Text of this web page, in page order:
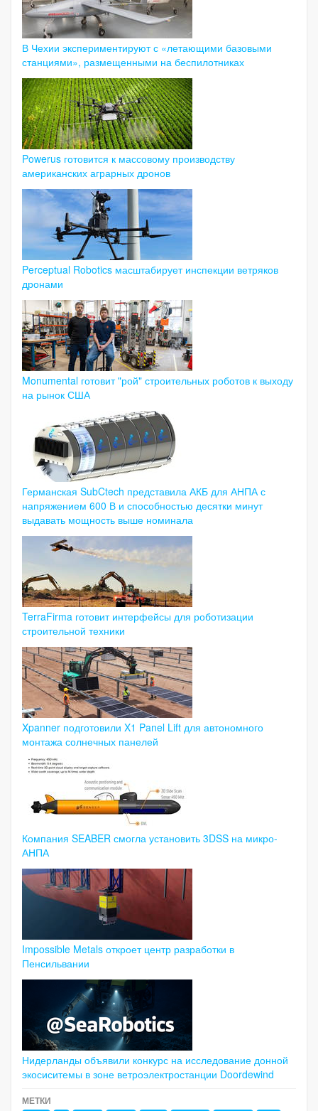
В Чехии экспериментируют с «летающими базовыми
станциями», размещенными на беспилотниках
Powerus готовится к массовому производству
американских аграрных дронов
Perceptual Robotics масштабирует инспекции ветряков
дронами
Monumental готовит "рой" строительных роботов к выходу
на рынок США
Германская SubCtech представила АКБ для АНПА с
напряжением 600 В и способностью десятки минут
выдавать мощность выше номинала
TerraFirma готовит интерфейсы для роботизации
строительной техники
Xpanner подготовили X1 Panel Lift для автономного
монтажа солнечных панелей
Компания SEABER смогла установить 3DSS на микро-
АНПА
Impossible Metals откроет центр разработки в
Пенсильвании
Нидерланды объявили конкурс на исследование донной
экосиситемы в зоне ветроэлектростанции Doordewind
МЕТКИ